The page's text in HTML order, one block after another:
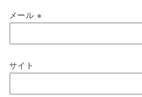
メール ※
サイト